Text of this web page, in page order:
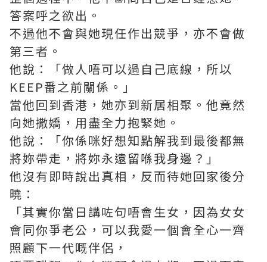
答案呼之欲出。
不過他不會與她現任作出競爭，亦不會做
第三者。
他說：「做人唔可以過自己底線，所以
KEEP番之前關係。」
當他回到香港，她亦到新居相聚。他竟然
向她撒嬌，用盡全力抱緊她。
他說：「你係咪好想知點解我到最後都無
將妳帶走，將妳永遠留喺我身邊？」
他沒有即時說出真相，反而待她回家後分
曉：
「其實你當日講咗句唔會生女，因為女女
會同你爭老公，可以我愛一個會全心一齊
照顧下一代嘅伴侶，